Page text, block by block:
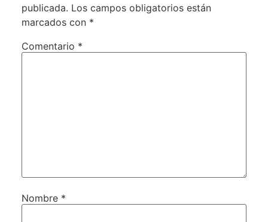
publicada. Los campos obligatorios están
marcados con *
Comentario *
Nombre *